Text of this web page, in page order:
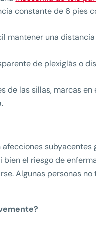
constante de 6 pies
mantener una
de plexiglás o
de las sillas, marcas en
el riesgo de
Algunas personas